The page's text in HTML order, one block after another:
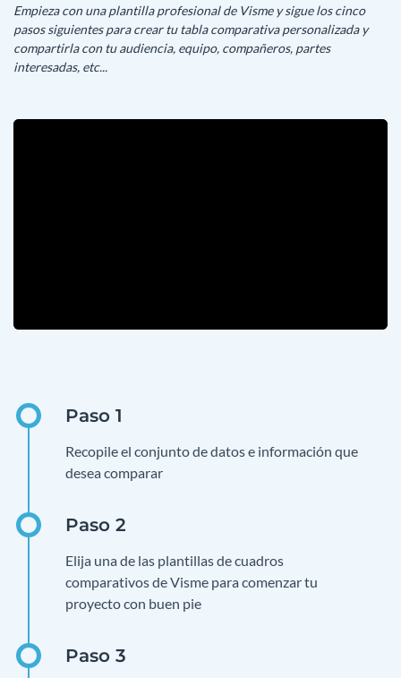
Empieza con una plantilla profesional de Visme y sigue los cinco
pasos siguientes para crear tu tabla comparativa personalizada y
compartirla con tu audiencia, equipo, compañeros, partes
interesadas, etc...
Recopile el conjunto de datos e información que
desea comparar
Elija una de las plantillas de cuadros
comparativos de Visme para comenzar tu
proyecto con buen pie